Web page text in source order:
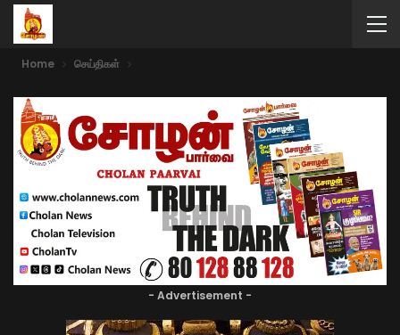
Home செய்திகள்
- Advertisement -